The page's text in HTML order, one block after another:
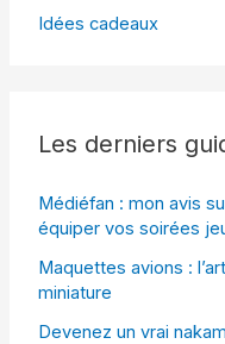
Idées cadeaux
Les derniers
Médiéfan : mon avis
équiper vos soirées
Maquettes avions :
miniature
Devenez un vrai